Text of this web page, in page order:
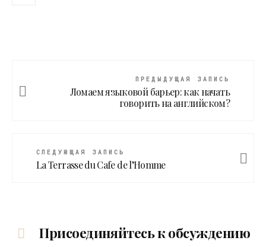
ПРЕДЫДУЩАЯ ЗАПИСЬ
Ломаем языковой барьер: как начать
говорить на английском?
СЛЕДУЮЩАЯ ЗАПИСЬ
La Terrasse du Cafe de l’Homme
Присоединяйтесь к обсуждению